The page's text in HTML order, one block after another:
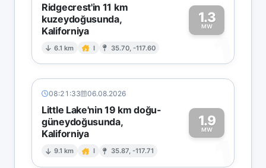
Ridgecrest'in 11 km
kuzeydoğusunda,
Kaliforniya
6.1 km I 35.70, -117.60
1.3
MW
1
08:21:33 06.08.2026
Little Lake'nin 19 km doğu-
güneydoğusunda,
Kaliforniya
9.1 km I 35.87, -117.71
1.9
MW
1